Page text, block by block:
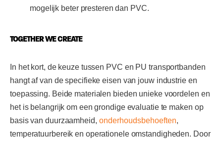
mogelijk beter presteren dan PVC.
TOGETHER WE CREATE
In het kort, de keuze tussen PVC en PU transportbanden
hangt af van de specifieke eisen van jouw industrie en
toepassing. Beide materialen bieden unieke voordelen en
het is belangrijk om een grondige evaluatie te maken op
basis van duurzaamheid, onderhoudsbehoeften,
temperatuurbereik en operationele omstandigheden. Door